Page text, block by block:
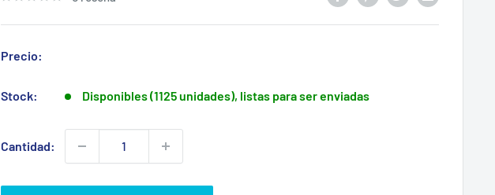
Precio:
Stock: Disponibles (1125 unidades), listas para ser enviadas
Cantidad: